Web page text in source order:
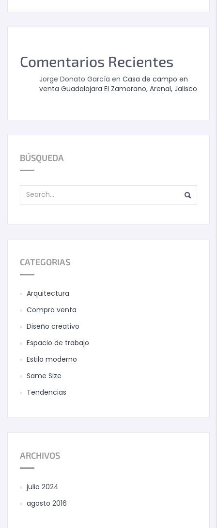
Comentarios Recientes
Jorge Donato García en Casa de campo en
venta Guadalajara El Zamorano, Arenal, Jalisco
BÚSQUEDA
CATEGORIAS
Arquitectura
Compra venta
Diseño creativo
Espacio de trabajo
Estilo moderno
Same Size
Tendencias
ARCHIVOS
julio 2024
agosto 2016